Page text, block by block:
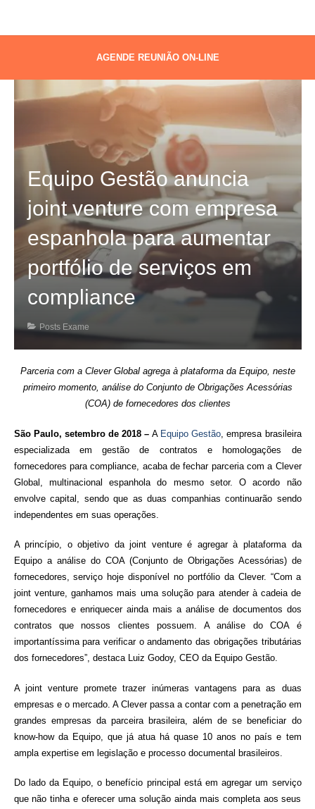
AGENDE REUNIÃO ON-LINE
Equipo Gestão anuncia
joint venture com empresa
espanhola para aumentar
portfólio de serviços em
compliance
Posts Exame
Parceria com a Clever Global agrega à plataforma da Equipo, neste
primeiro momento, análise do Conjunto de Obrigações Acessórias
(COA) de fornecedores dos clientes
São Paulo, setembro de 2018 – A Equipo Gestão , empresa brasileira
especializada em gestão de contratos e homologações de
fornecedores para compliance, acaba de fechar parceria com a Clever
Global, multinacional espanhola do mesmo setor. O acordo não
envolve capital, sendo que as duas companhias continuarão sendo
independentes em suas operações.
A princípio, o objetivo da joint venture é agregar à plataforma da
Equipo a análise do COA (Conjunto de Obrigações Acessórias) de
fornecedores, serviço hoje disponível no portfólio da Clever. “Com a
joint venture, ganhamos mais uma solução para atender à cadeia de
fornecedores e enriquecer ainda mais a análise de documentos dos
contratos que nossos clientes possuem. A análise do COA é
importantíssima para verificar o andamento das obrigações tributárias
dos fornecedores”, destaca Luiz Godoy, CEO da Equipo Gestão.
A joint venture promete trazer inúmeras vantagens para as duas
empresas e o mercado. A Clever passa a contar com a penetração em
grandes empresas da parceira brasileira, além de se beneficiar do
know-how da Equipo, que já atua há quase 10 anos no país e tem
ampla expertise em legislação e processo documental brasileiros.
Do lado da Equipo, o benefício principal está em agregar um serviço
que não tinha e oferecer uma solução ainda mais completa aos seus